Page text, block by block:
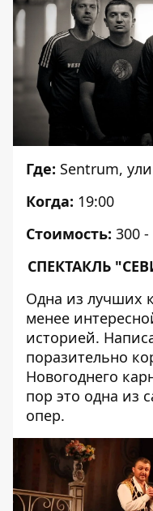
Где: Sentrum,
Когда: 19:00
Стоимость: 300
СПЕКТАКЛЬ
Одна из лучших
менее
историей.
поразительно
Новогоднего
пор это одна из
опер.